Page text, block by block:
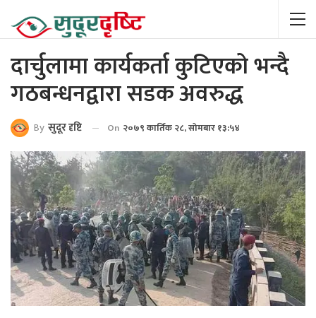
दार्चुलामा कार्यकर्ता कुटिएको भन्दै
गठबन्धनद्वारा सडक अवरुद्ध
By सुदूर दृष्टि On २०७९ कार्तिक २८, सोमबार १३:५४